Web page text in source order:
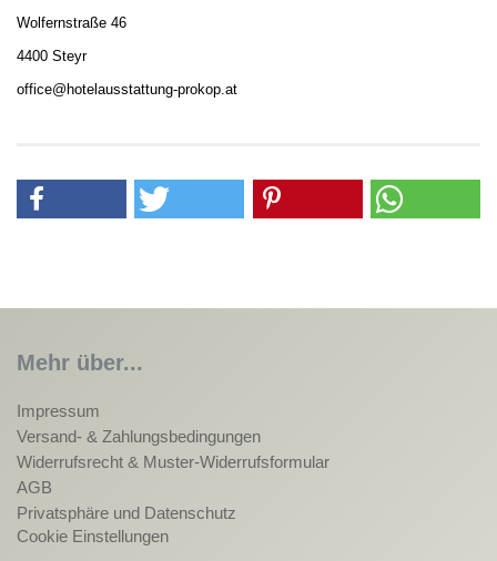
Wolfernstraße 46
4400 Steyr
office@hotelausstattung-prokop.at
Mehr über...
Impressum
Versand- & Zahlungsbedingungen
Widerrufsrecht & Muster-Widerrufsformular
AGB
Privatsphäre und Datenschutz
Cookie Einstellungen